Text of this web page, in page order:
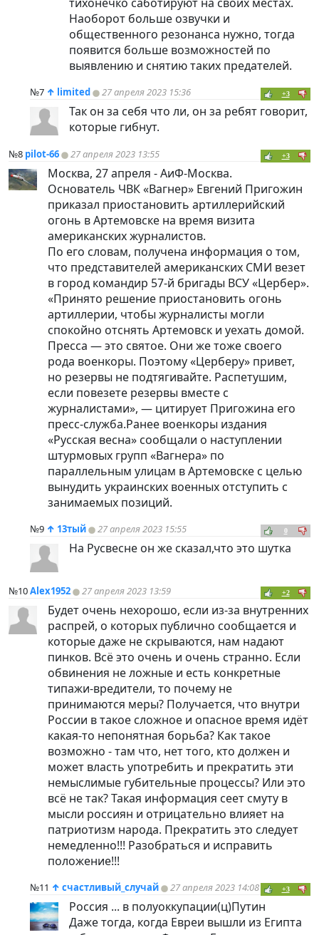
Наоборот больше озвучки и
общественного резонанса нужно, тогда
появится больше возможностей по
выявлению и снятию таких предателей.
№7 ↑ limited 27 апреля 2023 15:36 +3
Так он за себя что ли, он за ребят говорит,
которые гибнут.
№8 pilot-66 27 апреля 2023 13:55 +3
Москва, 27 апреля - АиФ-Москва.
Основатель ЧВК «Вагнер» Евгений Пригожин
приказал приостановить артиллерийский
огонь в Артемовске на время визита
американских журналистов.
По его словам, получена информация о том,
что представителей американских СМИ везет
в город командир 57-й бригады ВСУ «Цербер».
«Принято решение приостановить огонь
артиллерии, чтобы журналисты могли
спокойно отснять Артемовск и уехать домой.
Пресса — это святое. Они же тоже своего
рода военкоры. Поэтому «Церберу» привет,
но резервы не подтягивайте. Распетушим,
если повезете резервы вместе с
журналистами», — цитирует Пригожина его
пресс-служба.Ранее военкоры издания
«Русская весна» сообщали о наступлении
штурмовых групп «Вагнера» по
параллельным улицам в Артемовске с целью
вынудить украинских военных отступить с
занимаемых позиций.
№9 ↑ 13тый 27 апреля 2023 15:55 0
На Русвесне он же сказал,что это шутка
№10Alex1952 27 апреля 2023 13:59 +2
Будет очень нехорошо, если из-за внутренних
распрей, о которых публично сообщается и
которые даже не скрываются, нам надают
пинков. Всё это очень и очень странно. Если
обвинения не ложные и есть конкретные
типажи-вредители, то почему не
принимаются меры? Получается, что внутри
России в такое сложное и опасное время идёт
какая-то непонятная борьба? Как такое
возможно - там что, нет того, кто должен и
может власть употребить и прекратить эти
немыслимые губительные процессы? Или это
всё не так? Такая информация сеет смуту в
мысли россиян и отрицательно влияет на
патриотизм народа. Прекратить это следует
немедленно!!! Разобраться и исправить
положение!!!
№11 ↑ счастливый_случай 27 апреля 2023 14:08 +3
Россия ... в полуоккупации(ц)Путин
Даже тогда, когда Евреи вышли из Египта